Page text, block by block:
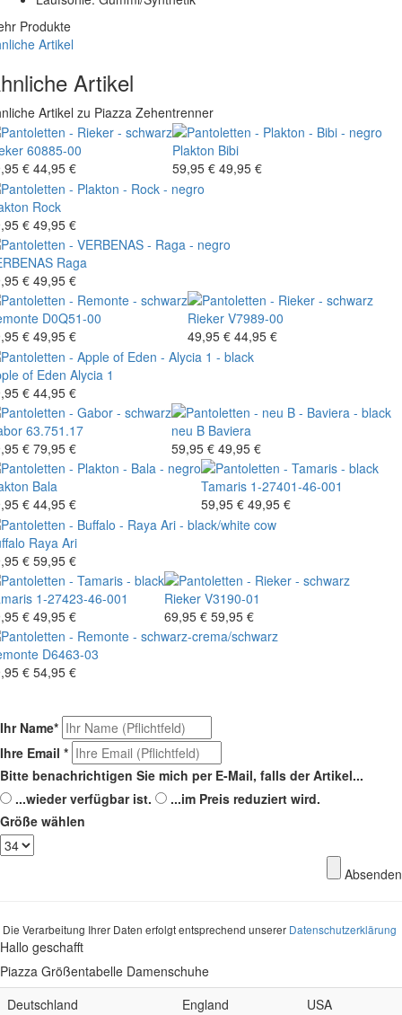
Produkte
Artikel
Artikel
Artikel zu Piazza Zehentrenner
60885-00
€ 44,95 €
Plakton Bibi
59,95 € 49,95 €
Rock
€ 49,95 €
Raga
€ 49,95 €
D0Q51-00
€ 49,95 €
Rieker V7989-00
49,95 € 44,95 €
of Eden Alycia 1
€ 44,95 €
63.751.17
€ 79,95 €
neu B Baviera
59,95 € 49,95 €
Bala
€ 44,95 €
Tamaris 1-27401-46-001
59,95 € 49,95 €
Raya Ari
€ 59,95 €
1-27423-46-001
€ 49,95 €
Rieker V3190-01
69,95 € 59,95 €
D6463-03
€ 54,95 €
Ihr Name*
Ihre Email *
Bitte benachrichtigen Sie mich per E-Mail, falls der Artikel...
...wieder verfügbar ist.
...im Preis reduziert wird.
Größe wählen
Absenden
Die Verarbeitung Ihrer Daten erfolgt entsprechend unserer Datenschutzerklärung
Hallo geschafft
Piazza Größentabelle Damenschuhe
Deutschland
England
USA